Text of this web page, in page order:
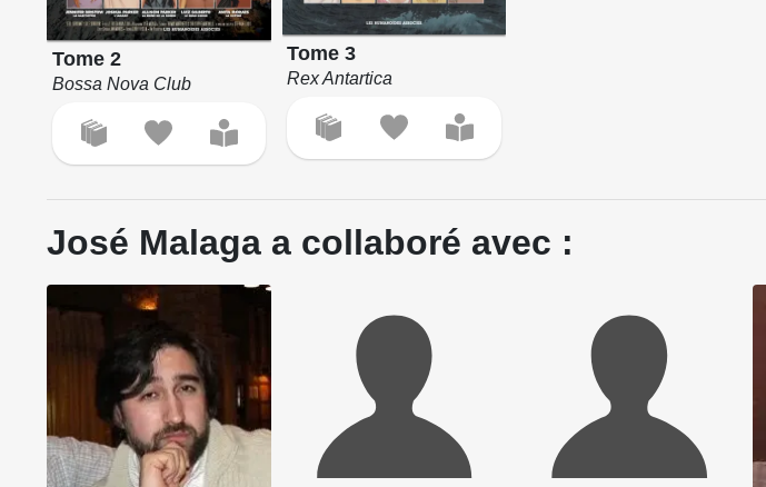
Tome 2
Bossa Nova Club
Tome 3
Rex Antartica
José Malaga a collaboré avec :